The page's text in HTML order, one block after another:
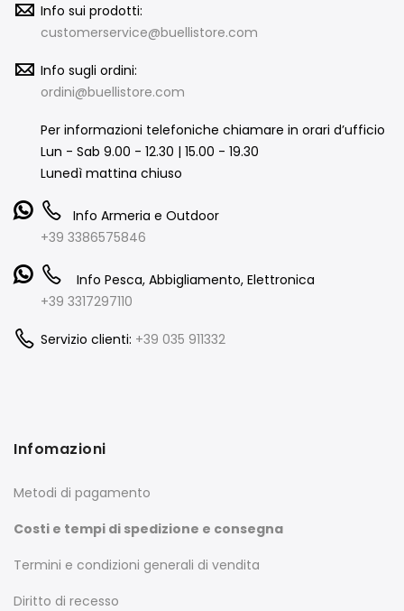
Info sui prodotti:
customerservice@buellistore.com
Info sugli ordini:
ordini@buellistore.com
Per informazioni telefoniche chiamare in orari d’ufficio
Lun - Sab 9.00 - 12.30 | 15.00 - 19.30
Lunedì mattina chiuso
Info Armeria e Outdoor
+39 3386575846
Info Pesca, Abbigliamento, Elettronica
+39 3317297110
Servizio clienti: +39 035 911332
Infomazioni
Metodi di pagamento
Costi e tempi di spedizione e consegna
Termini e condizioni generali di vendita
Diritto di recesso